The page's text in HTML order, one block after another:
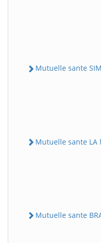
Mutuelle sante
Mutuelle sante LA
Mutuelle sante